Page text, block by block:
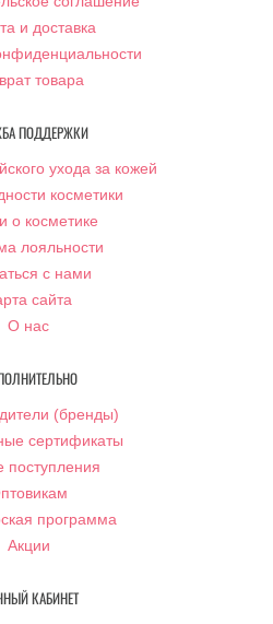
и доставка
товара
ПОДДЕРЖКИ
ухода за кожей
косметики
о косметике
лояльности
с нами
сайта
О нас
(бренды)
сертификаты
поступления
программа
Акции
КАБИНЕТ